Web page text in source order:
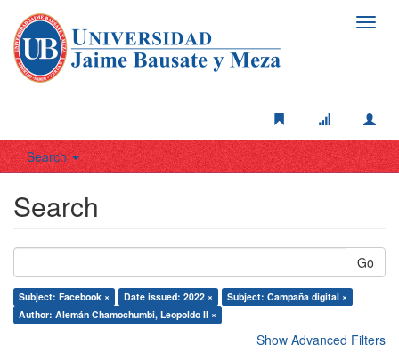
Search
Search
Go
Subject: Facebook × Date issued: 2022 ×
Subject: Campaña digital ×
Author: Alemán Chamochumbi, Leopoldo II ×
Show Advanced Filters